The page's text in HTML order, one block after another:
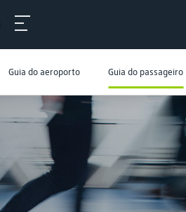
Guia do aeroporto Guia do passageiro